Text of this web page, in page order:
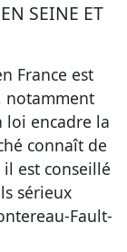
SEINE ET
France est
notamment
loi encadre la
connaît de
est conseillé
sérieux
Fault-